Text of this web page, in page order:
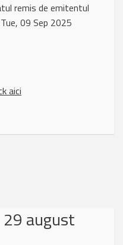
remis de emitentul
09 Sep 2025
aici
29 august